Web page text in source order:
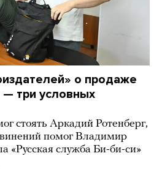
о продаже
— три условных
стоять Аркадий Ротенберг,
помог Владимир
«Русская служба Би-би-си»